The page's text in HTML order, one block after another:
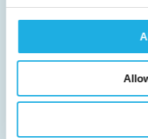
EXECUTIVE
Gennem